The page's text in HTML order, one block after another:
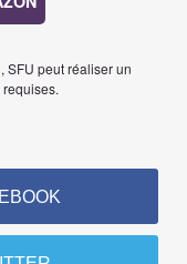
SFU peut réaliser un